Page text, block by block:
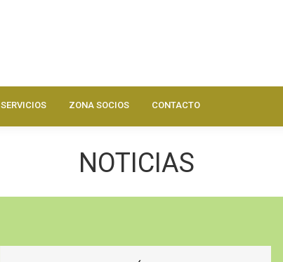
SERVICIOS ZONA SOCIOS CONTACTO
NOTICIAS